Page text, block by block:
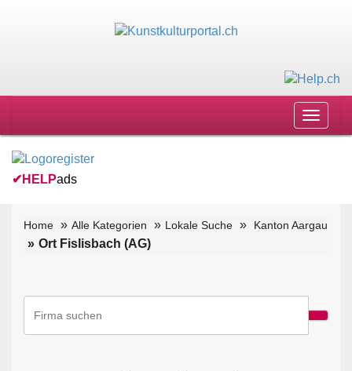
Toggle
✔ HELPads
Home Alle Kategorien Lokale Suche Kanton Aargau
Ort Fislisbach (AG)